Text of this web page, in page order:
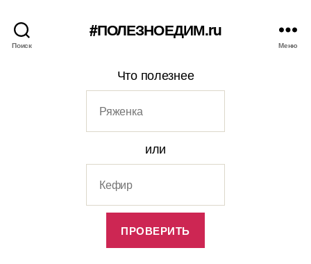
Поиск
#ПОЛЕЗНОЕДИМ.ru
Меню
Что полезнее
или